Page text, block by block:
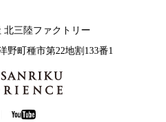
三陸ファクトリー
町種市第22地割133番1